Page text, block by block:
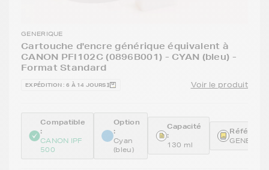
GENERIQUE
Cartouche d'encre générique équivalent à
CANON PFI102C (0896B001) - CYAN (bleu) -
Format Standard
EXPÉDITION : 6 À 14 JOURS Voir le produit
Compatible
:
CANON IPF
500
Option
:
Cyan
(bleu)
Capacité
:
130 ml